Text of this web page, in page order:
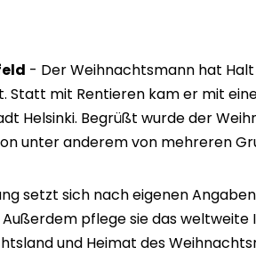
- Der Weihnachtsmann hat
Statt mit Rentieren kam er mit
Helsinki. Begrüßt wurde der
unter anderem von mehreren
setzt sich nach eigenen
pflege sie das weltweite
und Heimat des